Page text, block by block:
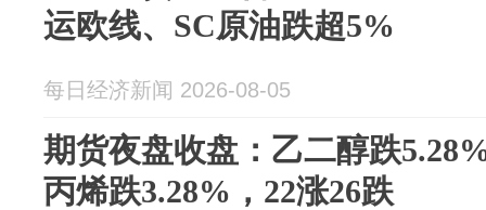
运欧线、SC原油跌超5%
每日经济新闻 2026-08-05
期货夜盘收盘：乙二醇跌
丙烯跌3.28%，22涨26跌